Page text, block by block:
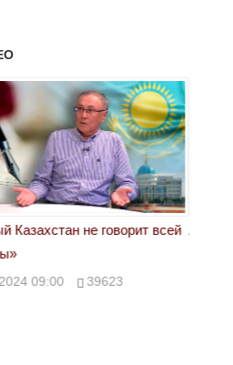
Казахстан не говорит всей
09:00 39623